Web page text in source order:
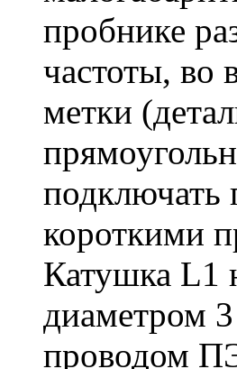
пробнике
частоты, во
метки
подключать
короткими
Катушка L1
диаметром
проводом